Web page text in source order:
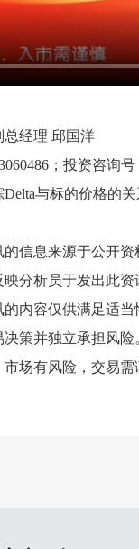
总经理 邱国洋
；投资咨询号
与标的价格的
的信息来源于公开
映分析员于发出此
内容仅供满足适
策并独立承担风
场有风险，交易需